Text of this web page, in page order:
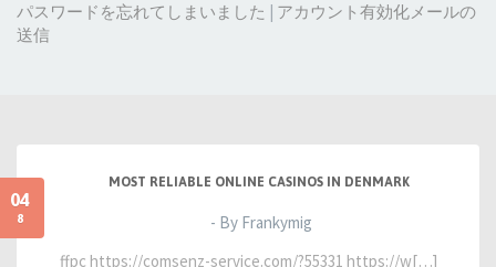
パスワードを忘れてしまいました | アカウント有効化メールの
送信
04
8
MOST RELIABLE ONLINE CASINOS IN DENMARK
- By Frankymig
ffpc https://comsenz-service.com/?55331 https://w[…]